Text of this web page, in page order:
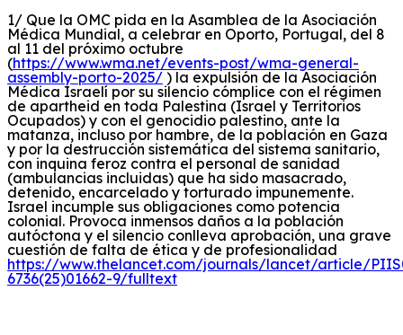
1/ Que la OMC pida en la Asamblea de la Asociación
Médica Mundial, a celebrar en Oporto, Portugal, del 8
al 11 del próximo octubre
(https://www.wma.net/events-post/wma-general-
assembly-porto-2025/ ) la expulsión de la Asociación
Médica Israelí por su silencio cómplice con el régimen
de apartheid en toda Palestina (Israel y Territorios
Ocupados) y con el genocidio palestino, ante la
matanza, incluso por hambre, de la población en Gaza
y por la destrucción sistemática del sistema sanitario,
con inquina feroz contra el personal de sanidad
(ambulancias incluidas) que ha sido masacrado,
detenido, encarcelado y torturado impunemente.
Israel incumple sus obligaciones como potencia
colonial. Provoca inmensos daños a la población
autóctona y el silencio conlleva aprobación, una grave
cuestión de falta de ética y de profesionalidad
https://www.thelancet.com/journals/lancet/article/
6736(25)01662-9/fulltext